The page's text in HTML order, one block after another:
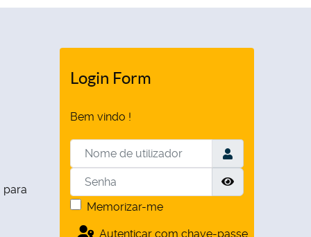
para
Login Form
Bem vindo !
Nome de utilizador
Senha
Memorizar-me
Autenticar com chave-passe